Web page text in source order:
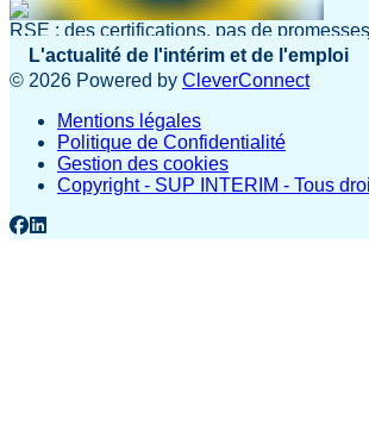
RSE : des certifications, pas de promesses
L'actualité de l'intérim et de l'emploi
© 2026 Powered by CleverConnect
Mentions légales
Politique de Confidentialité
Gestion des cookies
Copyright - SUP INTERIM - Tous